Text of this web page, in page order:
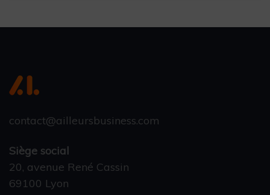
contact@ailleursbusiness.com
Siège social
20, avenue René Cassin
69100 Lyon